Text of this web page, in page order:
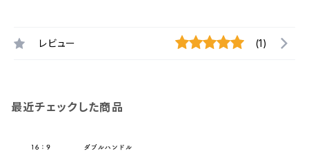
レビュー (1)
最近チェックした商品